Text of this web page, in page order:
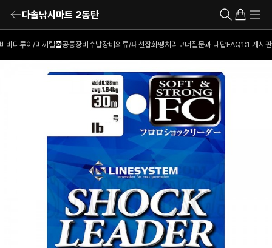
다솔낚시마트 2동탄
바다루어/미끼 릴줄공통장비 수납장비 의류/패션잡화땡처리코너 질문과 대답FAQ1:1 게시판